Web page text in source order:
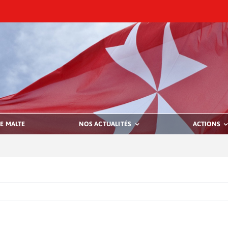
MALTE NOS ACTUALITÉS ACTIONS